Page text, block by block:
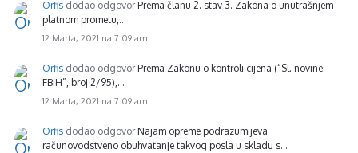
Orfis dodao odgovor Prema članu 2. stav 3. Zakona o unutrašnjem
platnom prometu,…
12 Marta, 2021 na 7:09 am
Orfis dodao odgovor Prema Zakonu o kontroli cijena (“Sl. novine
FBiH”, broj 2/95),…
12 Marta, 2021 na 7:09 am
Orfis dodao odgovor Najam opreme podrazumijeva
računovodstveno obuhvatanje takvog posla u skladu s…